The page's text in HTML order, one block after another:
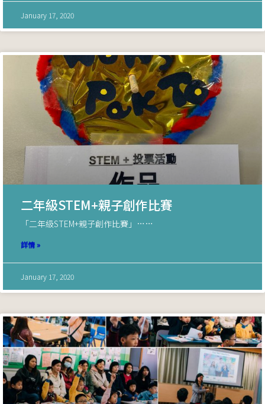
January 17, 2020
二年級STEM+親子創作比賽
「二年級STEM+親子創作比賽」……
詳情 »
January 17, 2020